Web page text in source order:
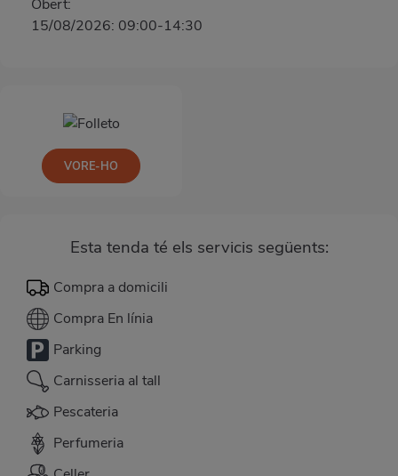
Obert:
15/08/2026: 09:00-14:30
Esta tenda té els servicis següents:
Compra a domicili
Compra En línia
Parking
Carnisseria al tall
Pescateria
Perfumeria
VORE-HO